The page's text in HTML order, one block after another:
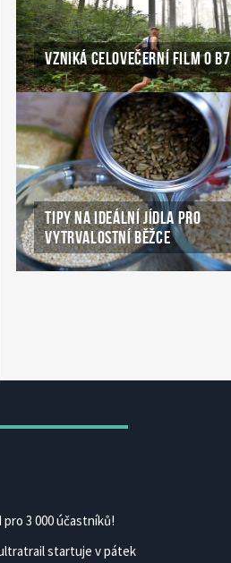
VZNIKÁ CELOVEČERNÍ FILM O B7
TIPY NA IDEÁLNÍ JÍDLA PRO
VYTRVALOSTNÍ BĚŽCE
3 000 účastníků!
startuje v pátek